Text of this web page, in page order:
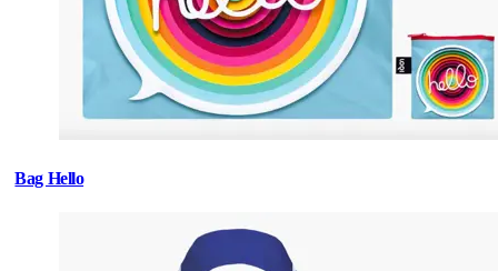
Bag Hello